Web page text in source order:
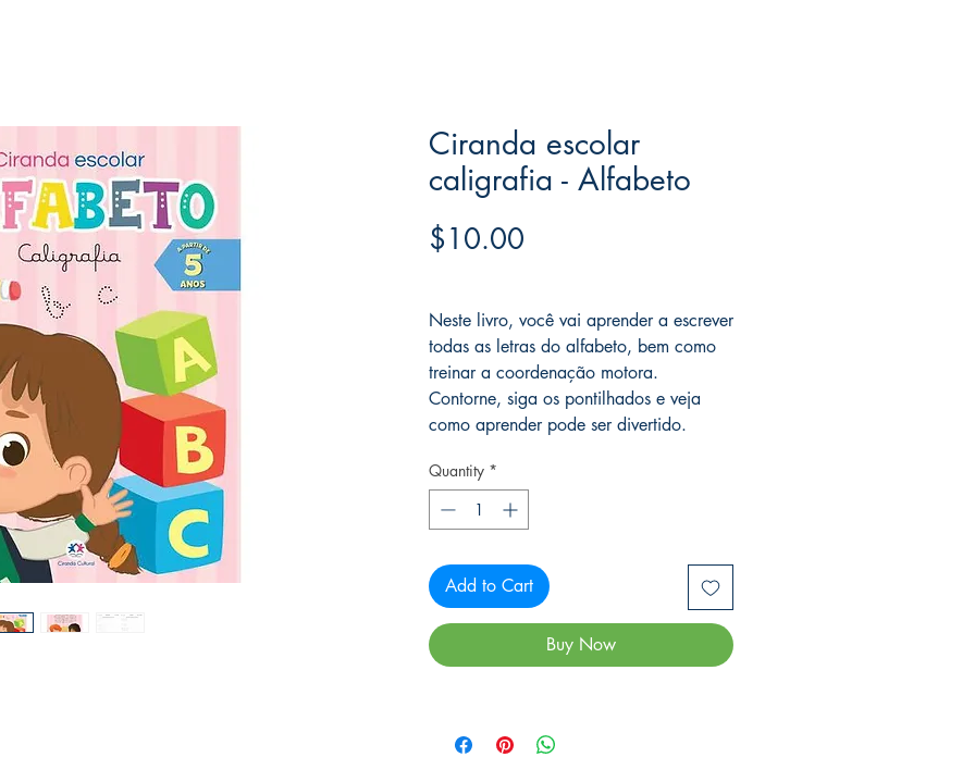
Ciranda escolar
caligrafia - Alfabeto
$10.00
Neste livro, você vai aprender a escrever
todas as letras do alfabeto, bem como
treinar a coordenação motora.
Contorne, siga os pontilhados e veja
como aprender pode ser divertido.
Quantity *
Add to Cart
Buy Now